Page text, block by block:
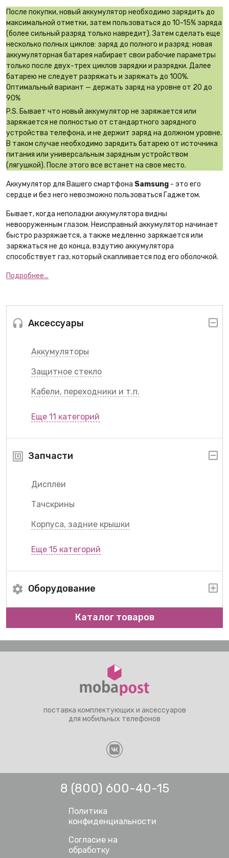
Аксессуары
Аккумуляторы
Защитное стекло
Кабели, переходники и т.п.
Еще 11 категорий
Запчасти
Дисплеи
Тачскрины
Корпуса, задние крышки
Еще 15 категорий
Оборудование
Каталог товаров
После покупки, новый аккумулятор необходимо зарядить до
максимальной отметки, затем пользоваться до 10-15% заряда
(более сильный разряд только навредит). Затем сделать еще
несколько полных циклов: заряд до полного и разряд: новая
аккумуляторная батарея набирает свои рабочие параметры
только после двух-трех циклов зарядки и разрядки. Далее
батарею не следует разряжать и заряжать до 100%.
Оптимальный вариант — держать заряд на уровне от 20 до
90%
P.S. Бывает что новый аккумулятор не заряжается или
заряжается не полностью от стандартного зарядного
устройства телефона, и не держит заряд на должном уровне.
В таком случае необходимо зарядить батарею от источника
питания или универсальным зарядным устройством
(лягушкой). После этого все встанет на свое место.
Аккумулятор для Вашего смартфона Samsung - это его
сердце и без него невозможно пользоваться Гаджетом.
Бывает, когда неполадки аккумулятора видны
невооруженным глазом. Неисправный аккумулятор начинает
быстро разряжается, а также медленно заряжается или
заряжаться не до конца, вздутию аккумулятора
способствует газ, который скапливается под его оболочкой.
Подробнее...
поставка комплектующих и аксессуаров
для мобильных телефонов
8 (800) 600-40-15
Политика
конфиденциальности
Согласие на
обработку